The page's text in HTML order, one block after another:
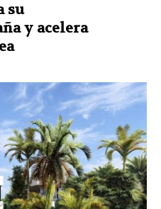
su
y acelera